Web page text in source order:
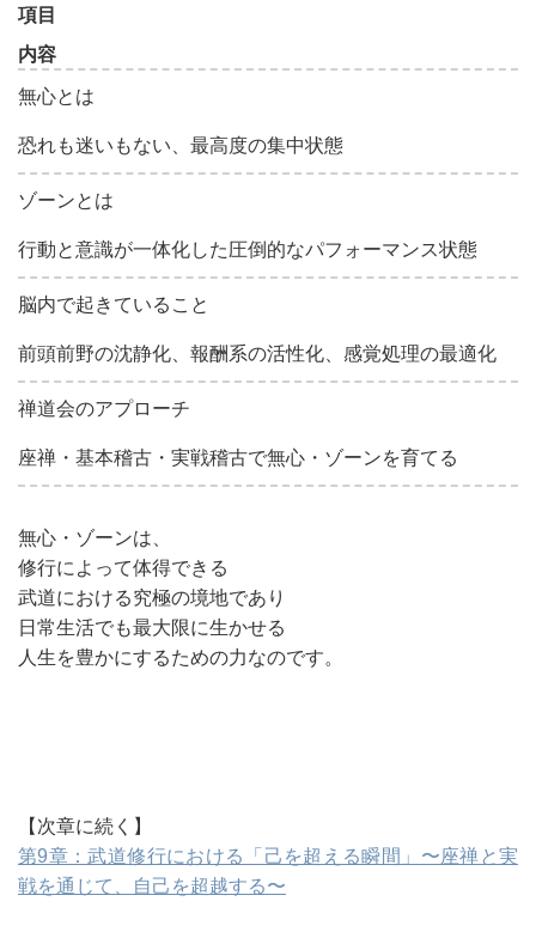
項目
内容
無心とは
恐れも迷いもない、最高度の集中状態
ゾーンとは
行動と意識が一体化した圧倒的なパフォーマンス状態
脳内で起きていること
前頭前野の沈静化、報酬系の活性化、感覚処理の最適化
禅道会のアプローチ
座禅・基本稽古・実戦稽古で無心・ゾーンを育てる
無心・ゾーンは、
修行によって体得できる
武道における究極の境地であり
日常生活でも最大限に生かせる
人生を豊かにするための力なのです。
【次章に続く】
第9章：武道修行における「己を超える瞬間」〜座禅と実
戦を通じて、自己を超越する〜